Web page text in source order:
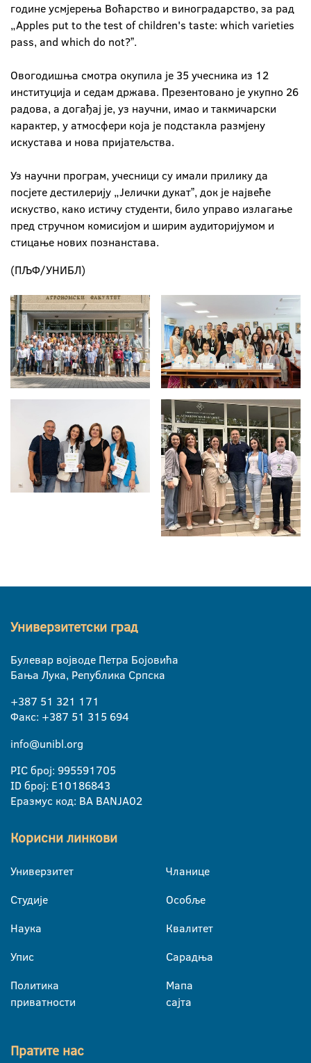
године усмјерења Воћарство и виноградарство, за рад
„Apples put to the test of children's taste: which varieties
pass, and which do not?ˮ.
Овогодишња смотра окупила је 35 учесника из 12
институција и седам држава. Презентовано је укупно 26
радова, а догађај је, уз научни, имао и такмичарски
карактер, у атмосфери која је подстакла размјену
искустава и нова пријатељства.
Уз научни програм, учесници су имали прилику да
посјете дестилерију „Јелички дукатˮ, док је највеће
искуство, како истичу студенти, било управо излагање
пред стручном комисијом и ширим аудиторијумом и
стицање нових познанстава.
(ПЉФ/УНИБЛ)
Универзитетски град
Булевар војводе Петра Бојовића
Бања Лука, Република Српска
+387 51 321 171
Факс: +387 51 315 694
info@unibl.org
PIC број: 995591705
ID број: E10186843
Еразмус код: BA BANJA02
Корисни линкови
Универзитет
Студије
Наука
Упис
Политика
приватности
Чланице
Особље
Квалитет
Сарадња
Мапа
сајта
Пратите нас